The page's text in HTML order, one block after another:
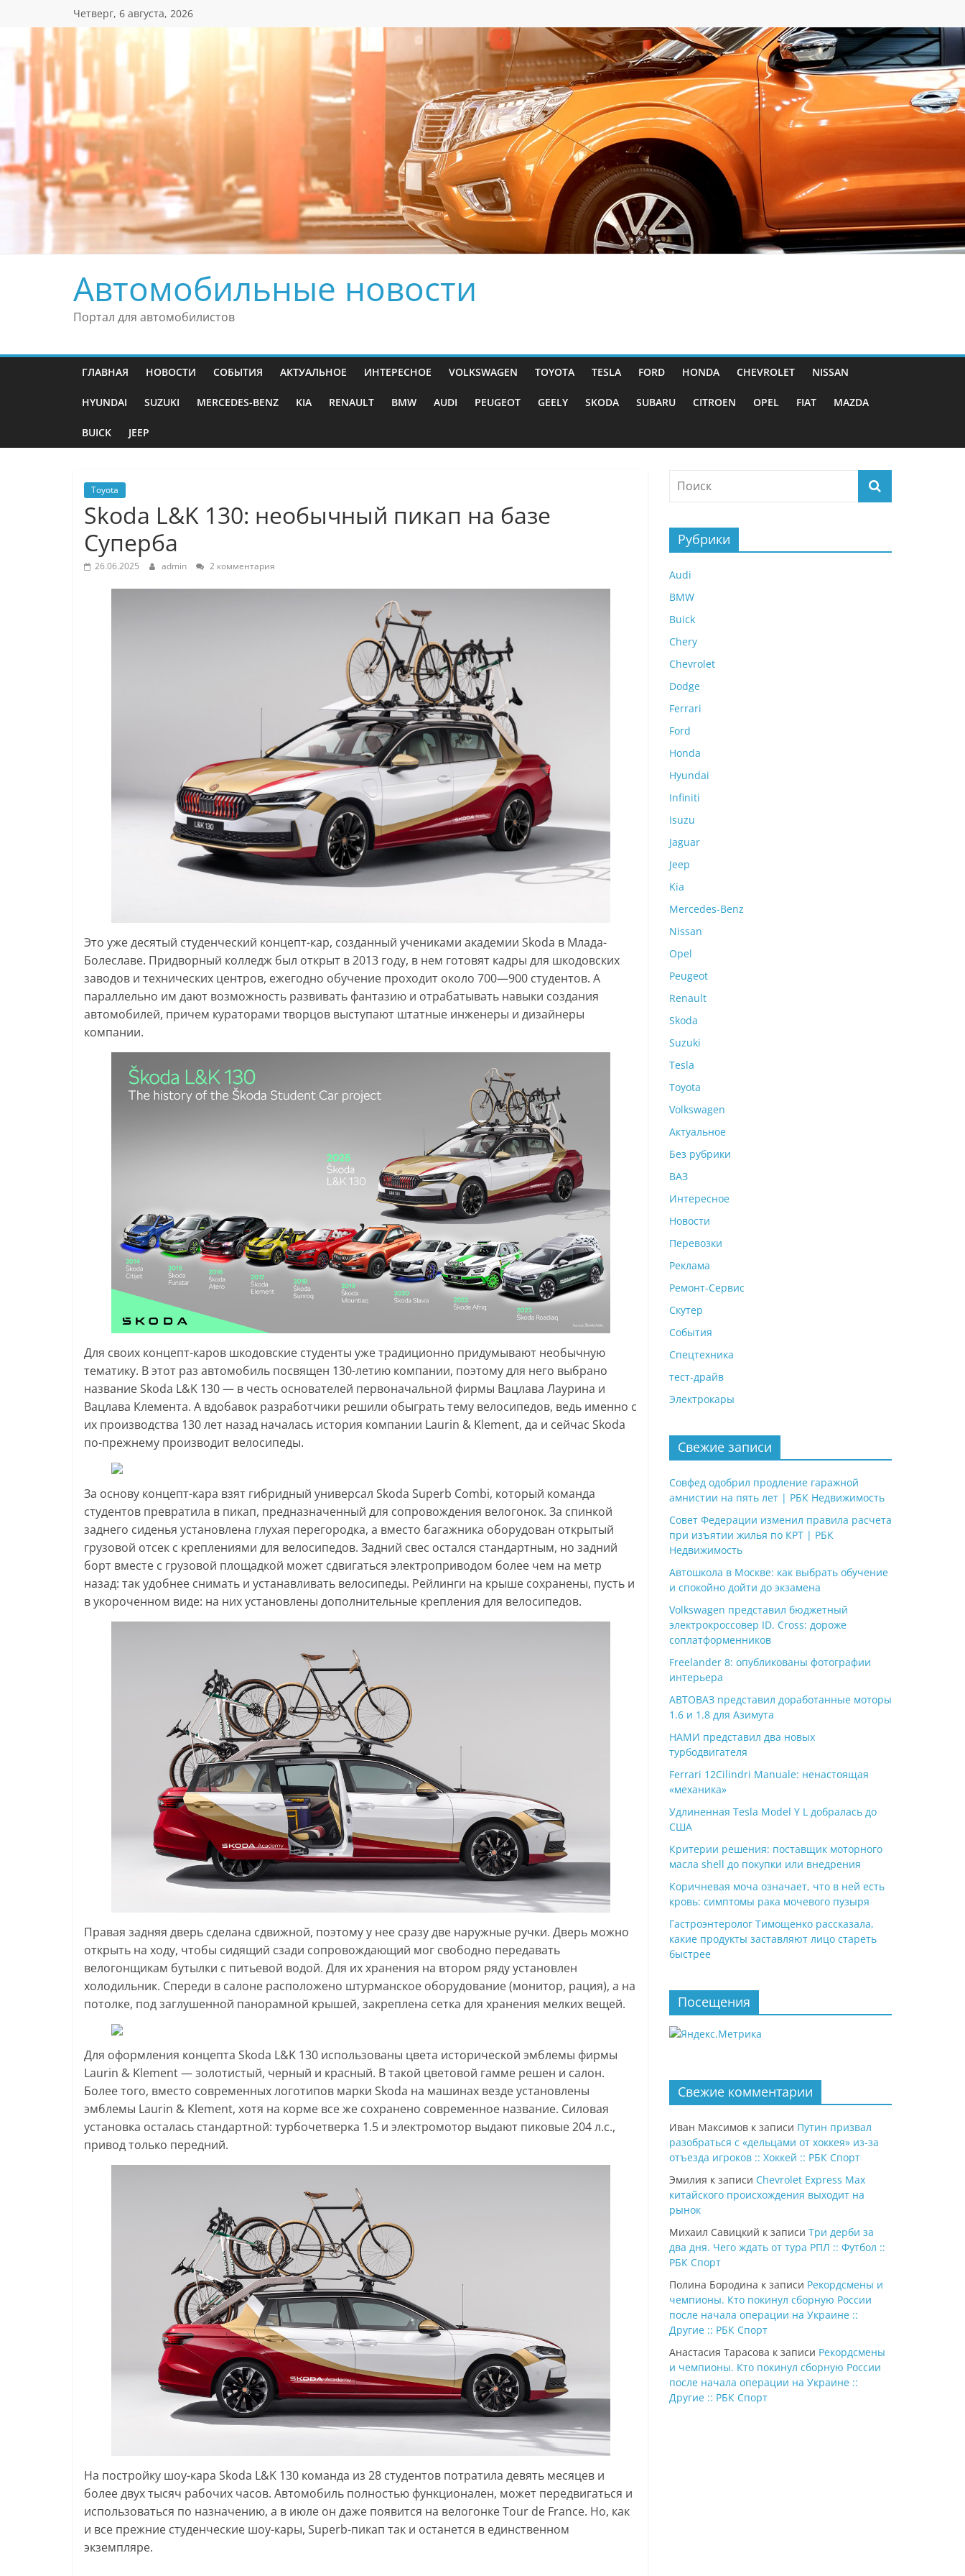
содержимому
Четверг, 6 августа, 2026
Автомобильные новости
Портал для автомобилистов
ГЛАВНАЯ НОВОСТИ СОБЫТИЯ АКТУАЛЬНОЕ ИНТЕРЕСНОЕ VOLKSWAGEN TOYOTA TESLA FORD HONDA CHEVROLET NISSAN
HYUNDAI SUZUKI MERCEDES-BENZ KIA RENAULT BMW AUDI PEUGEOT GEELY SKODA SUBARU CITROEN OPEL FIAT MAZDA
BUICK JEEP
Toyota
Skoda L&K 130: необычный пикап на базе
Суперба
26.06.2025 admin 2 комментария
Это уже десятый студенческий концепт-кар, созданный учениками академии Skoda в Млада-
Болеславе. Придворный колледж был открыт в 2013 году, в нем готовят кадры для шкодовских
заводов и технических центров, ежегодно обучение проходит около 700—900 студентов. А
параллельно им дают возможность развивать фантазию и отрабатывать навыки создания
автомобилей, причем кураторами творцов выступают штатные инженеры и дизайнеры
компании.
Для своих концепт-каров шкодовские студенты уже традиционно придумывают необычную
тематику. В этот раз автомобиль посвящен 130-летию компании, поэтому для него выбрано
название Skoda L&K 130 — в честь основателей первоначальной фирмы Вацлава Лаурина и
Вацлава Клемента. А вдобавок разработчики решили обыграть тему велосипедов, ведь именно с
их производства 130 лет назад началась история компании Laurin & Klement, да и сейчас Skoda
по-прежнему производит велосипеды.
За основу концепт-кара взят гибридный универсал Skoda Superb Combi, который команда
студентов превратила в пикап, предназначенный для сопровождения велогонок. За спинкой
заднего сиденья установлена глухая перегородка, а вместо багажника оборудован открытый
грузовой отсек с креплениями для велосипедов. Задний свес остался стандартным, но задний
борт вместе с грузовой площадкой может сдвигаться электроприводом более чем на метр
назад: так удобнее снимать и устанавливать велосипеды. Рейлинги на крыше сохранены, пусть и
в укороченном виде: на них установлены дополнительные крепления для велосипедов.
Правая задняя дверь сделана сдвижной, поэтому у нее сразу две наружные ручки. Дверь можно
открыть на ходу, чтобы сидящий сзади сопровождающий мог свободно передавать
велогонщикам бутылки с питьевой водой. Для их хранения на втором ряду установлен
холодильник. Спереди в салоне расположено штурманское оборудование (монитор, рация), а на
потолке, под заглушенной панорамной крышей, закреплена сетка для хранения мелких вещей.
Для оформления концепта Skoda L&K 130 использованы цвета исторической эмблемы фирмы
Laurin & Klement — золотистый, черный и красный. В такой цветовой гамме решен и салон.
Более того, вместо современных логотипов марки Skoda на машинах везде установлены
эмблемы Laurin & Klement, хотя на корме все же сохранено современное название. Силовая
установка осталась стандартной: турбочетверка 1.5 и электромотор выдают пиковые 204 л.с.,
привод только передний.
На постройку шоу-кара Skoda L&K 130 команда из 28 студентов потратила девять месяцев и
более двух тысяч рабочих часов. Автомобиль полностью функционален, может передвигаться и
использоваться по назначению, а в июле он даже появится на велогонке Tour de France. Но, как
и все прежние студенческие шоу-кары, Superb-пикап так и останется в единственном
экземпляре.
Рубрики
Audi
BMW
Buick
Chery
Chevrolet
Dodge
Ferrari
Ford
Honda
Hyundai
Infiniti
Isuzu
Jaguar
Jeep
Kia
Mercedes-Benz
Nissan
Opel
Peugeot
Renault
Skoda
Suzuki
Tesla
Toyota
Volkswagen
Актуальное
Без рубрики
ВАЗ
Интересное
Новости
Перевозки
Реклама
Ремонт-Сервис
Скутер
События
Спецтехника
тест-драйв
Электрокары
Свежие записи
Совфед одобрил продление гаражной
амнистии на пять лет | РБК Недвижимость
Совет Федерации изменил правила расчета
при изъятии жилья по КРТ | РБК
Недвижимость
Автошкола в Москве: как выбрать обучение
и спокойно дойти до экзамена
Volkswagen представил бюджетный
электрокроссовер ID. Cross: дороже
соплатформенников
Freelander 8: опубликованы фотографии
интерьера
АВТОВАЗ представил доработанные моторы
1.6 и 1.8 для Азимута
НАМИ представил два новых
турбодвигателя
Ferrari 12Cilindri Manuale: ненастоящая
«механика»
Удлиненная Tesla Model Y L добралась до
США
Критерии решения: поставщик моторного
масла shell до покупки или внедрения
Коричневая моча означает, что в ней есть
кровь: симптомы рака мочевого пузыря
Гастроэнтеролог Тимощенко рассказала,
какие продукты заставляют лицо стареть
быстрее
Посещения
Свежие комментарии
Иван Максимов к записи Путин призвал
разобраться с «дельцами от хоккея» из-за
отъезда игроков :: Хоккей :: РБК Спорт
Эмилия к записи Chevrolet Express Max
китайского происхождения выходит на
рынок
Михаил Савицкий к записи Три дерби за
два дня. Чего ждать от тура РПЛ :: Футбол ::
РБК Спорт
Полина Бородина к записи Рекордсмены и
чемпионы. Кто покинул сборную России
после начала операции на Украине ::
Другие :: РБК Спорт
Анастасия Тарасова к записи Рекордсмены
и чемпионы. Кто покинул сборную России
после начала операции на Украине ::
Другие :: РБК Спорт